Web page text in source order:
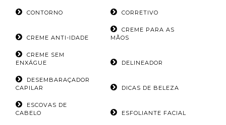
CONTORNO CORRETIVO
CREME ANTI-IDADE
CREME PARA AS
MÃOS
CREME SEM
ENXÁGUE
DELINEADOR
DESEMBARAÇADOR
CAPILAR
DICAS DE BELEZA
ESCOVAS DE
CABELO
ESFOLIANTE FACIAL